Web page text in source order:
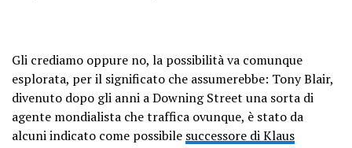
Gli crediamo oppure no, la possibilità va comunque
esplorata, per il significato che assumerebbe: Tony Blair,
divenuto dopo gli anni a Downing Street una sorta di
agente mondialista che traffica ovunque, è stato da
alcuni indicato come possibile successore di Klaus